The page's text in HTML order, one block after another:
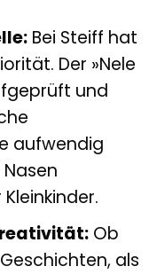
Bei Steiff hat
Der »Nele
und
aufwendig
Ob
als